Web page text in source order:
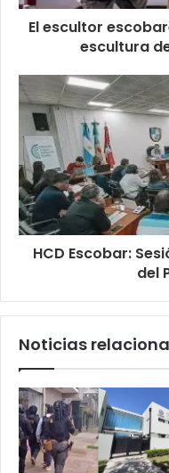
El escultor
escultura
HCD Escobar:
del
Noticias